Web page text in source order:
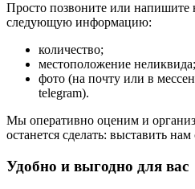
Просто позвоните или
следующую информацию:
количество;
местоположение неликвида;
фото (на почту или в
telegram).
Мы оперативно оценим и
останется сделать: выставить нам
Удобно и выгодно для вас